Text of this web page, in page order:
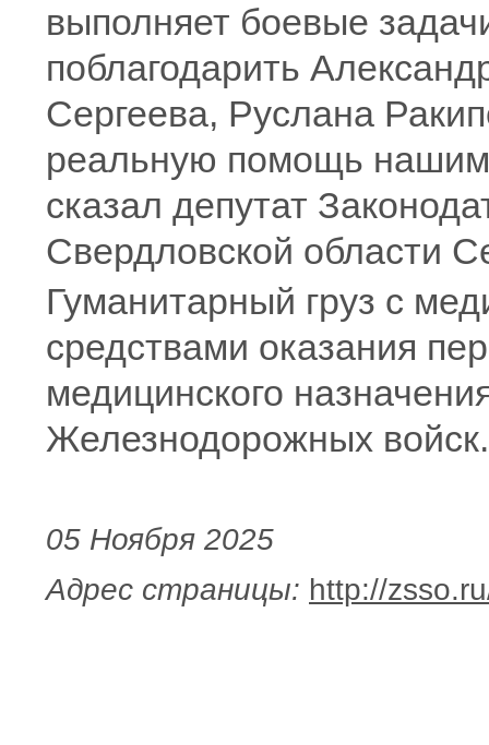
выполняет боевые
поблагодарить
Сергеева, Руслана
реальную помощь
сказал депутат
Свердловской области
Гуманитарный груз с
средствами оказания
медицинского
Железнодорожных войск.
05 Ноября 2025
Адрес страницы: http://